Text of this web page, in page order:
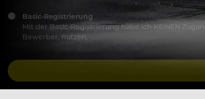
Basic-Registrierung
Mit der Basic-Registrierung habe ich KEINEN
Bewerber, nutzen.